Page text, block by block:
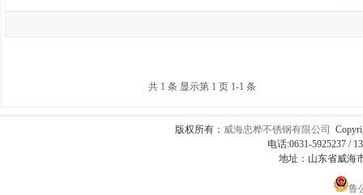
共 1 条 显示第 1 页 1-1 条
版权所有： 威海忠桦不锈钢有限公司
电话:0631-5925237 /
地址：山东省威海
鲁